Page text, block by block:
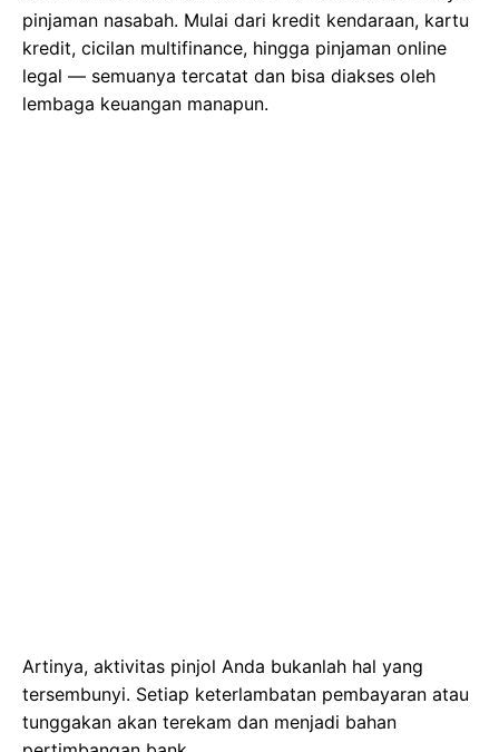
pinjaman nasabah. Mulai dari kredit kendaraan, kartu
kredit, cicilan multifinance, hingga pinjaman online
legal — semuanya tercatat dan bisa diakses oleh
lembaga keuangan manapun.
Artinya, aktivitas pinjol Anda bukanlah hal yang
tersembunyi. Setiap keterlambatan pembayaran atau
tunggakan akan terekam dan menjadi bahan